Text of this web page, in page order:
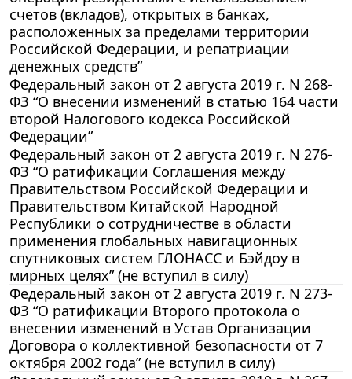
счетов (вкладов), открытых в банках,
расположенных за пределами территории
Российской Федерации, и репатриации
денежных средств”
Федеральный закон от 2 августа 2019 г. N 268-
ФЗ “О внесении изменений в статью 164 части
второй Налогового кодекса Российской
Федерации”
Федеральный закон от 2 августа 2019 г. N 276-
ФЗ “О ратификации Соглашения между
Правительством Российской Федерации и
Правительством Китайской Народной
Республики о сотрудничестве в области
применения глобальных навигационных
спутниковых систем ГЛОНАСС и Бэйдоу в
мирных целях” (не вступил в силу)
Федеральный закон от 2 августа 2019 г. N 273-
ФЗ “О ратификации Второго протокола о
внесении изменений в Устав Организации
Договора о коллективной безопасности от 7
октября 2002 года” (не вступил в силу)